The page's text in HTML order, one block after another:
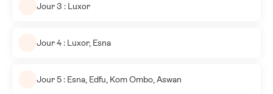
Jour 3 : Luxor
Jour 4 : Luxor, Esna
Jour 5 : Esna, Edfu, Kom Ombo, Aswan